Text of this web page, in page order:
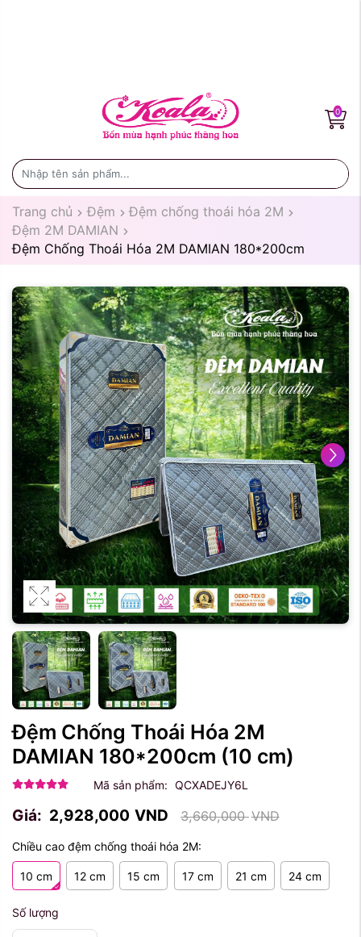
0
Trang chủ Đệm
Đệm chống thoái hóa 2M
Đệm 2M DAMIAN
Đệm Chống Thoái Hóa 2M DAMIAN 180*200cm
Đệm Chống Thoái Hóa 2M
DAMIAN 180*200cm (10 cm)
Mã sản phẩm: QCXADEJY6L
Giá: 2,928,000 VND 3,660,000VND
Chiều cao đệm chống thoái hóa 2M:
10 cm 12 cm 15 cm 17 cm 21 cm 24 cm
Số lượng